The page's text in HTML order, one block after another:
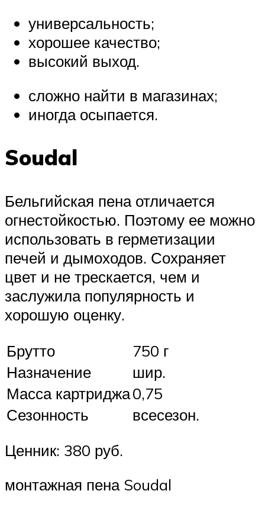
универсальность;
хорошее качество;
высокий выход.
сложно найти в магазинах;
иногда осыпается.
Soudal
Бельгийская пена отличается
огнестойкостью. Поэтому ее можно
использовать в герметизации
печей и дымоходов. Сохраняет
цвет и не трескается, чем и
заслужила популярность и
хорошую оценку.
Брутто
750 г
Назначение
шир.
Масса картриджа0,75
Сезонность
всесезон.
Ценник: 380 руб.
монтажная пена Soudal